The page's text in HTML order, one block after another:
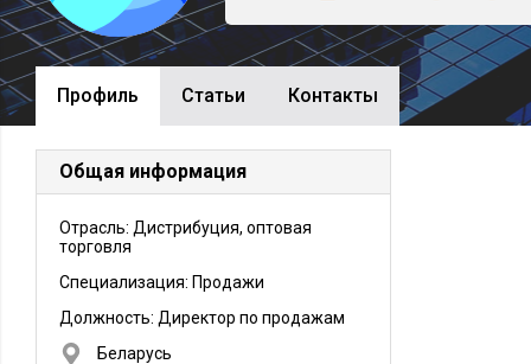
Профиль Cтатьи Контакты
Общая информация
Отрасль: Дистрибуция, оптовая
торговля
Специализация: Продажи
Должность: Директор по продажам
Беларусь